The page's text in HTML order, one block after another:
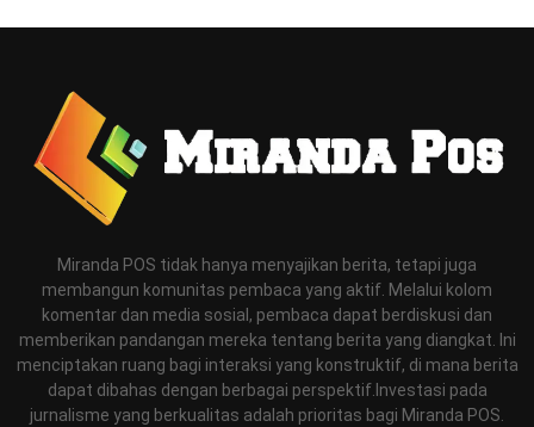
Miranda POS tidak hanya menyajikan berita, tetapi juga
membangun komunitas pembaca yang aktif. Melalui kolom
komentar dan media sosial, pembaca dapat berdiskusi dan
memberikan pandangan mereka tentang berita yang diangkat. Ini
menciptakan ruang bagi interaksi yang konstruktif, di mana berita
dapat dibahas dengan berbagai perspektif.Investasi pada
jurnalisme yang berkualitas adalah prioritas bagi Miranda POS.